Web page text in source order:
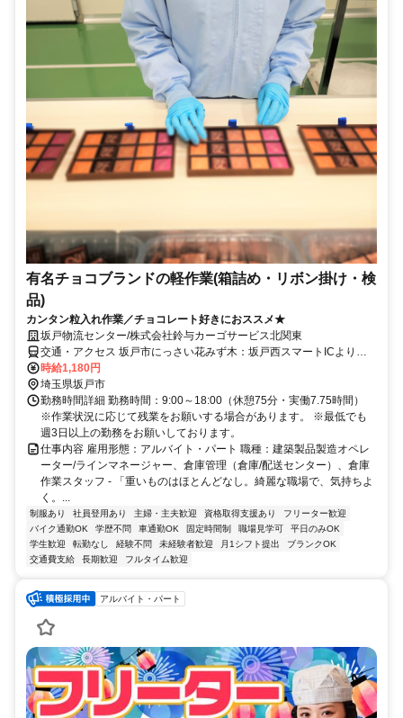
有名チョコブランドの軽作業(箱詰め・リボン掛け・検
品)
カンタン粒入れ作業／チョコレート好きにおススメ★
坂戸物流センター/株式会社鈴与カーゴサービス北関東
交通・アクセス 坂戸市にっさい花みず木：坂戸西スマートICより車
で約7分
時給1,180円
埼玉県坂戸市
勤務時間詳細 勤務時間：9:00～18:00（休憩75分・実働7.75時間）
※作業状況に応じて残業をお願いする場合があります。 ※最低でも
週3日以上の勤務をお願いしております。
仕事内容 雇用形態：アルバイト・パート 職種：建築製品製造オペレ
ーター/ラインマネージャー、倉庫管理（倉庫/配送センター）、倉庫
作業スタッフ - 「重いものはほとんどなし。綺麗な職場で、気持ちよ
く。...
制服あり 社員登用あり 主婦・主夫歓迎 資格取得支援あり
フリーター歓迎
バイク通勤OK
学歴不問 車通勤OK 固定時間制 職場見学可
平日のみOK
学生歓迎
転勤なし 経験不問 未経験者歓迎 月1シフト提出
ブランクOK
交通費支給
長期歓迎 フルタイム歓迎
アルバイト・パート